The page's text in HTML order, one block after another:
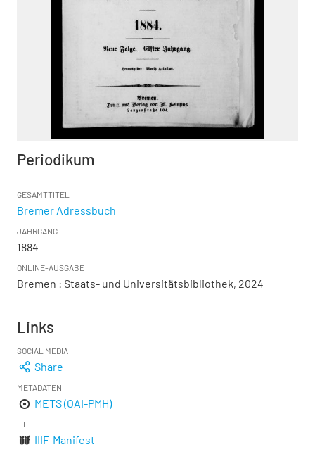
Periodikum
GESAMTTITEL
Bremer Adressbuch
JAHRGANG
1884
ONLINE-AUSGABE
Bremen : Staats- und Universitätsbibliothek, 2024
Links
SOCIAL MEDIA
Share
METADATEN
METS (OAI-PMH)
IIIF
IIIF-Manifest